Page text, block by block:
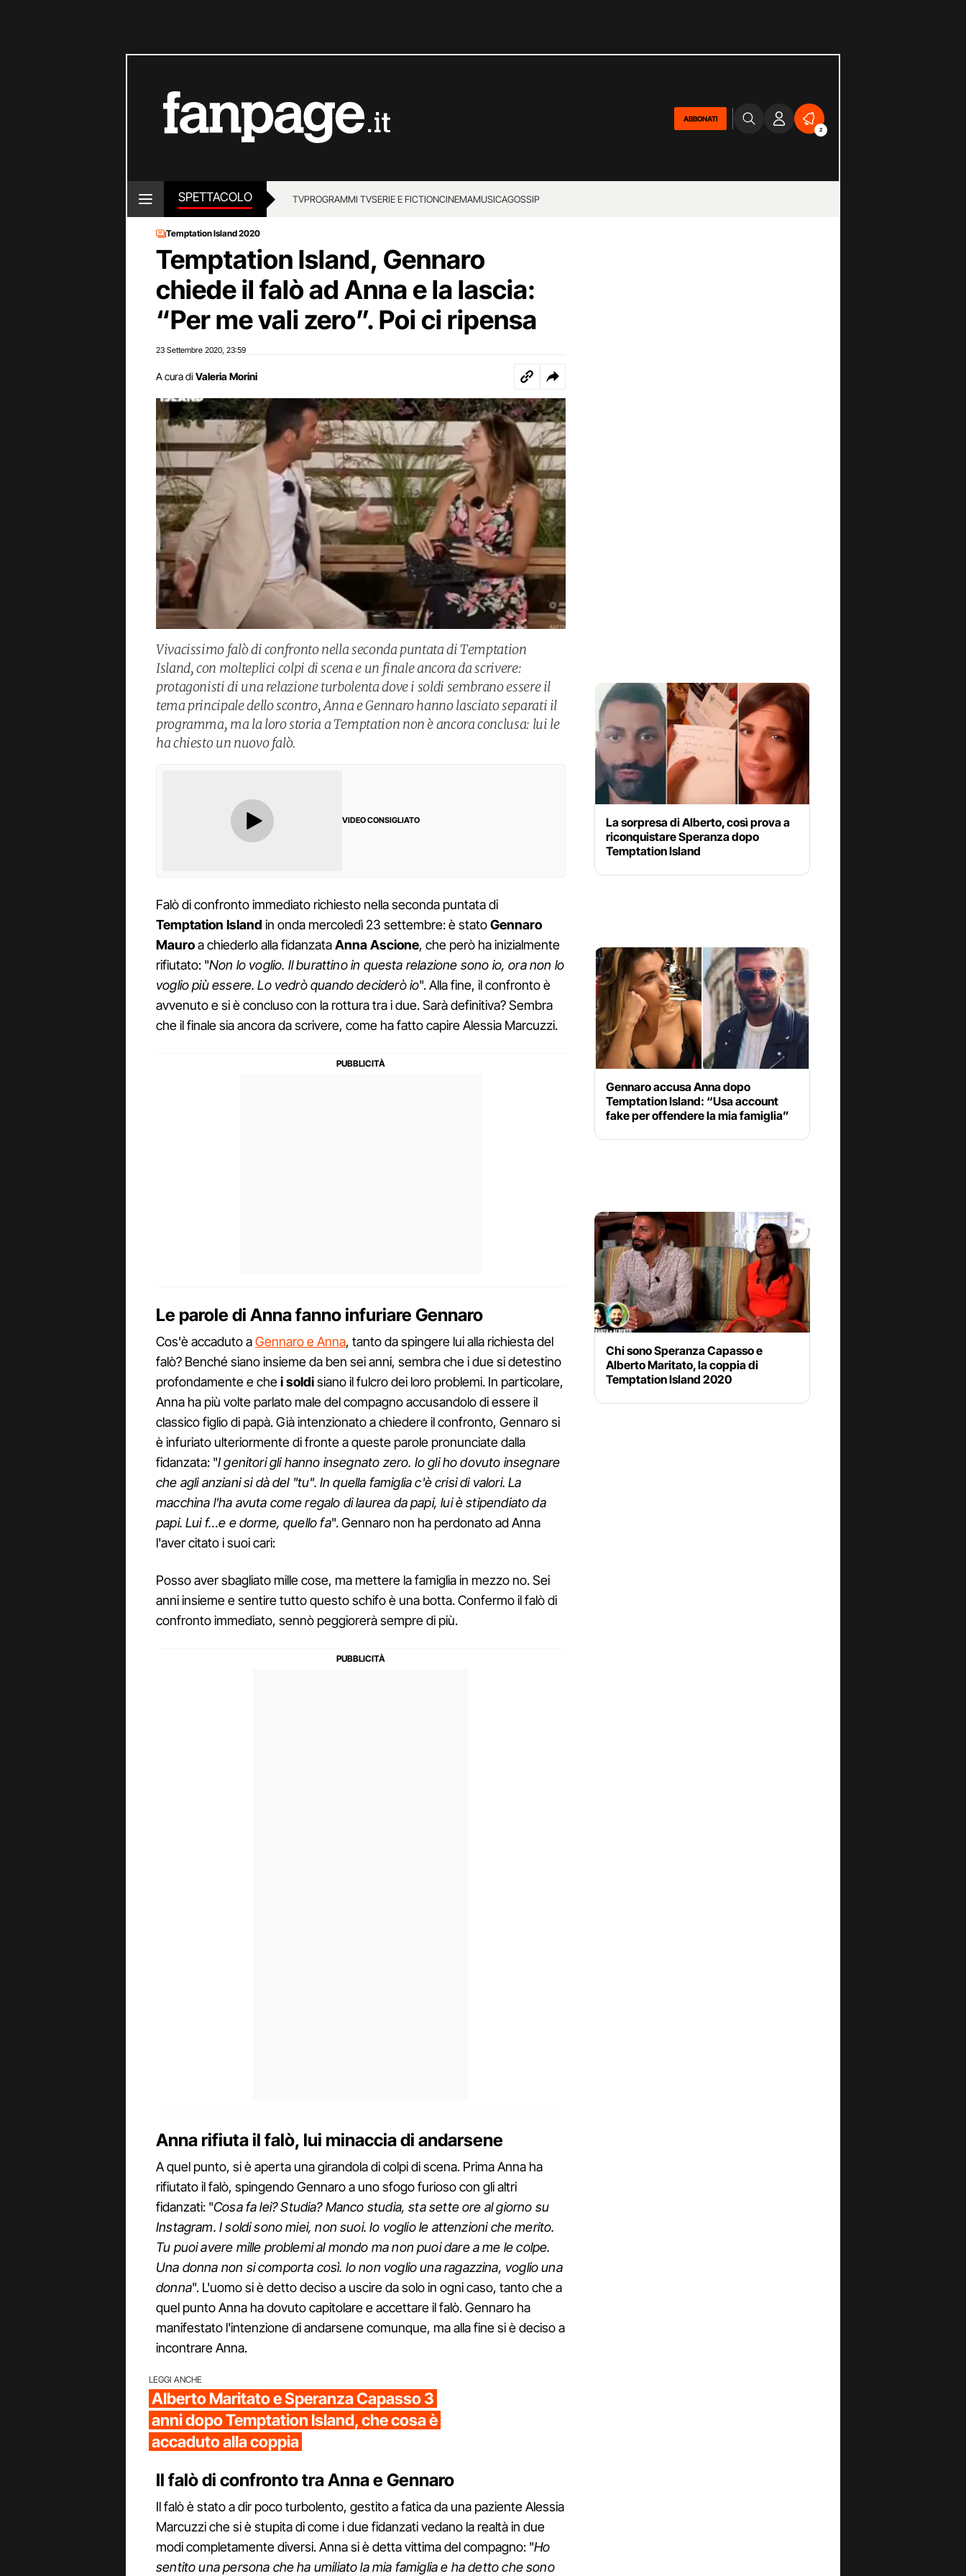
ABBONATI
2
SPETTACOLO TVPROGRAMMI TVSERIE E FICTIONCINEMAMUSICAGOSSIP
Temptation Island 2020
Temptation Island, Gennaro
chiede il falò ad Anna e la lascia:
“Per me vali zero”. Poi ci ripensa
23 Settembre 2020 23:59
A cura di Valeria Morini
Vivacissimo falò di confronto nella seconda puntata di Temptation
Island, con molteplici colpi di scena e un finale ancora da scrivere:
protagonisti di una relazione turbolenta dove i soldi sembrano essere il
tema principale dello scontro, Anna e Gennaro hanno lasciato separati il
programma, ma la loro storia a Temptation non è ancora conclusa: lui le
ha chiesto un nuovo falò.
VIDEO CONSIGLIATO
Falò di confronto immediato richiesto nella seconda puntata di
Temptation Island in onda mercoledì 23 settembre: è statoGennaro
Mauroa chiederlo alla fidanzataAnna Ascione, che però ha inizialmente
rifiutato: "Non lo voglio. Il burattino in questa relazione sono io, ora non lo
voglio più essere. Lo vedrò quando deciderò io". Alla fine, il confronto è
avvenuto e si è concluso con la rottura tra i due. Sarà definitiva? Sembra
che il finale sia ancora da scrivere, come ha fatto capire Alessia Marcuzzi.
Le parole di Anna fanno infuriare Gennaro
Cos'è accaduto aGennaro e Anna, tanto da spingere lui alla richiesta del
falò? Benché siano insieme da ben sei anni, sembra che i due si detestino
profondamente e chei soldisiano il fulcro dei loro problemi. In particolare,
Anna ha più volte parlato male del compagno accusandolo di essere il
classico figlio di papà. Già intenzionato a chiedere il confronto, Gennaro si
è infuriato ulteriormente di fronte a queste parole pronunciate dalla
fidanzata: "I genitori gli hanno insegnato zero. Io gli ho dovuto insegnare
che agli anziani si dà del "tu". In quella famiglia c'è crisi di valori. La
macchina l'ha avuta come regalo di laurea da papi, lui è stipendiato da
papi. Lui f…e e dorme, quello fa". Gennaro non ha perdonato ad Anna
l'aver citato i suoi cari:
Posso aver sbagliato mille cose, ma mettere la famiglia in mezzo no. Sei
anni insieme e sentire tutto questo schifo è una botta. Confermo il falò di
confronto immediato, sennò peggiorerà sempre di più.
Anna rifiuta il falò, lui minaccia di andarsene
A quel punto, si è aperta una girandola di colpi di scena. Prima Anna ha
rifiutato il falò, spingendo Gennaro a uno sfogo furioso con gli altri
fidanzati: "Cosa fa lei? Studia? Manco studia, sta sette ore al giorno su
Instagram. I soldi sono miei, non suoi. Io voglio le attenzioni che merito.
Tu puoi avere mille problemi al mondo ma non puoi dare a me le colpe.
Una donna non si comporta così. Io non voglio una ragazzina, voglio una
donna". L'uomo si è detto deciso a uscire da solo in ogni caso, tanto che a
quel punto Anna ha dovuto capitolare e accettare il falò. Gennaro ha
manifestato l'intenzione di andarsene comunque, ma alla fine si è deciso a
incontrare Anna.
LEGGI ANCHE
Alberto Maritato e Speranza Capasso 3
anni dopo Temptation Island, che cosa è
accaduto alla coppia
Il falò di confronto tra Anna e Gennaro
Il falò è stato a dir poco turbolento, gestito a fatica da una paziente Alessia
Marcuzzi che si è stupita di come i due fidanzati vedano la realtà in due
modi completamente diversi. Anna si è detta vittima del compagno: "Ho
sentito una persona che ha umiliato la mia famiglia e ha detto che sono
La sorpresa di Alberto, così prova a
riconquistare Speranza dopo
Temptation Island
Gennaro accusa Anna dopo
Temptation Island: “Usa account
fake per offendere la mia famiglia”
Chi sono Speranza Capasso e
Alberto Maritato, la coppia di
Temptation Island 2020